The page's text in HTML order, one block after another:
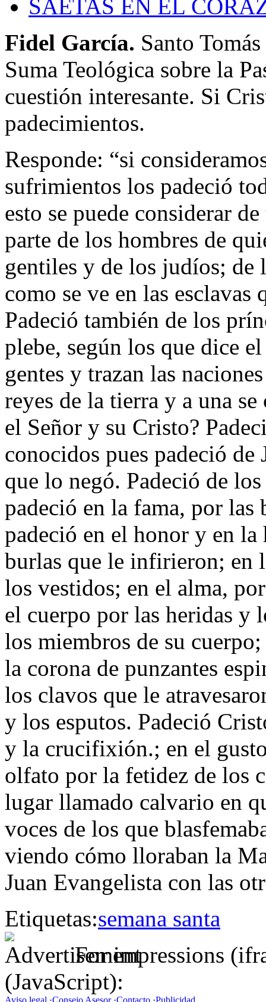
SAETAS EN EL
Fidel García. Santo
Suma Teológica sobre la
cuestión interesante. Si
padecimientos.
Responde: “si
sufrimientos los padeció
esto se puede considerar
parte de los hombres de
gentiles y de los judíos; de
como se ve en las esclavas
Padeció también de los
plebe, según los que dice
gentes y trazan las
reyes de la tierra y a una
el Señor y su Cristo?
conocidos pues padeció
que lo negó. Padeció de
padeció en la fama, por
padeció en el honor y en
burlas que le infirieron; en
los vestidos; en el alma,
el cuerpo por las heridas y
los miembros de su
la corona de punzantes
los clavos que le
y los esputos. Padeció
y la crucifixión.; en el
olfato por la fetidez de los
lugar llamado calvario en
voces de los que
viendo cómo lloraban la
Juan Evangelista con las
Etiquetas:semana santa
For impressions
(JavaScript):
Aviso legal ·Consejo Asesor·Contacto ·Publicidad